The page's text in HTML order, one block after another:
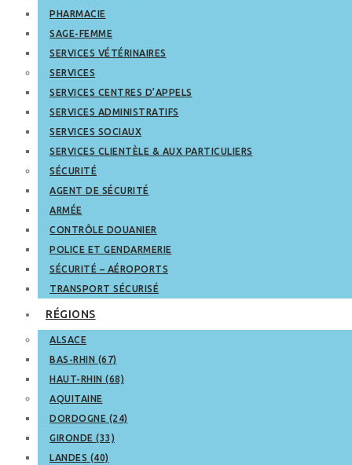
PHARMACIE
SAGE-FEMME
SERVICES VÉTÉRINAIRES
SERVICES
SERVICES CENTRES D’APPELS
SERVICES ADMINISTRATIFS
SERVICES SOCIAUX
SERVICES CLIENTÈLE & AUX PARTICULIERS
SÉCURITÉ
AGENT DE SÉCURITÉ
ARMÉE
CONTRÔLE DOUANIER
POLICE ET GENDARMERIE
SÉCURITÉ – AÉROPORTS
TRANSPORT SÉCURISÉ
RÉGIONS
ALSACE
BAS-RHIN (67)
HAUT-RHIN (68)
AQUITAINE
DORDOGNE (24)
GIRONDE (33)
LANDES (40)